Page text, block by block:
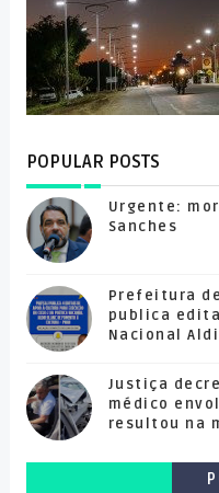
POPULAR POSTS
Urgente:
Sanches
Prefeitura
publica
Nacional
Justiça
médico
resultou na